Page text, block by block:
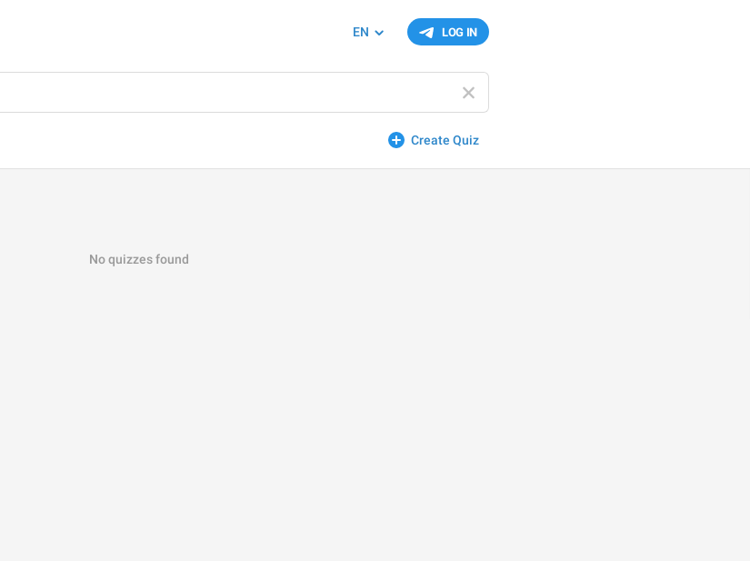
LOG IN
EN
Create Quiz
No quizzes found